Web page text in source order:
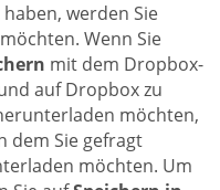
werden Sie
Wenn Sie
mit dem Dropbox-
auf Dropbox zu
möchten,
dem Sie gefragt
möchten. Um